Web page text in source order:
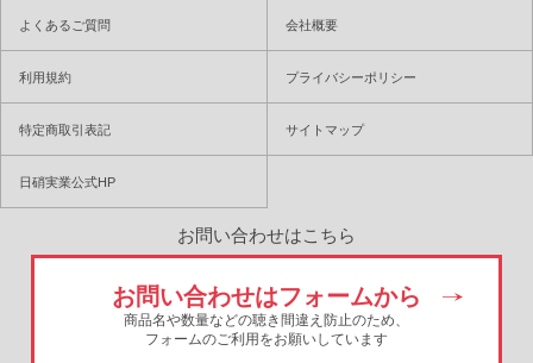
よくあるご質問 会社概要
利用規約 プライバシーポリシー
特定商取引表記 サイトマップ
日硝実業公式HP
お問い合わせはこちら
お問い合わせはフォームから
商品名や数量などの聴き間違え防止のため、
フォームのご利用をお願いしています